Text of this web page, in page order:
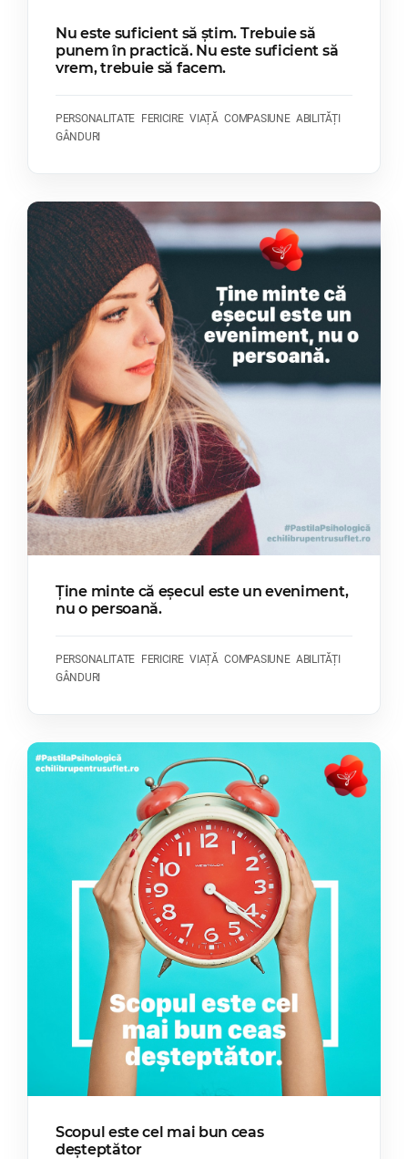
Nu este suficient să știm. Trebuie să
punem în practică. Nu este suficient să
vrem, trebuie să facem.
PERSONALITATE FERICIRE VIAȚĂ COMPASIUNE ABILITĂȚI
GÂNDURI
Ține minte că eșecul este un eveniment,
nu o persoană.
PERSONALITATE FERICIRE VIAȚĂ COMPASIUNE ABILITĂȚI
GÂNDURI
Scopul este cel mai bun ceas
deșteptător